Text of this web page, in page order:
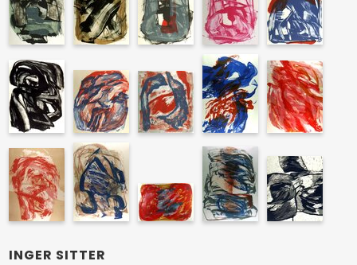
INGER SITTER